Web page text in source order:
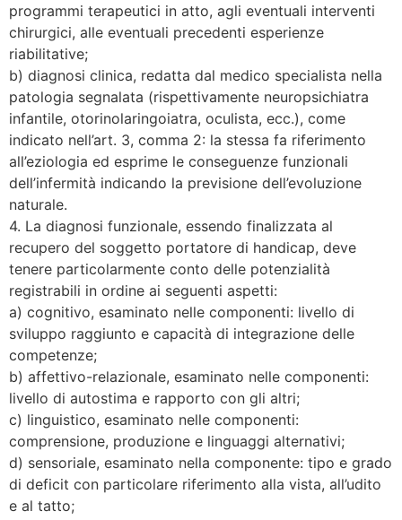
programmi terapeutici in atto, agli eventuali interventi
chirurgici, alle eventuali precedenti esperienze
riabilitative;
b) diagnosi clinica, redatta dal medico specialista nella
patologia segnalata (rispettivamente neuropsichiatra
infantile, otorinolaringoiatra, oculista, ecc.), come
indicato nell’art. 3, comma 2: la stessa fa riferimento
all’eziologia ed esprime le conseguenze funzionali
dell’infermità indicando la previsione dell’evoluzione
naturale.
4. La diagnosi funzionale, essendo finalizzata al
recupero del soggetto portatore di handicap, deve
tenere particolarmente conto delle potenzialità
registrabili in ordine ai seguenti aspetti:
a) cognitivo, esaminato nelle componenti: livello di
sviluppo raggiunto e capacità di integrazione delle
competenze;
b) affettivo-relazionale, esaminato nelle componenti:
livello di autostima e rapporto con gli altri;
c) linguistico, esaminato nelle componenti:
comprensione, produzione e linguaggi alternativi;
d) sensoriale, esaminato nella componente: tipo e grado
di deficit con particolare riferimento alla vista, all’udito
e al tatto;